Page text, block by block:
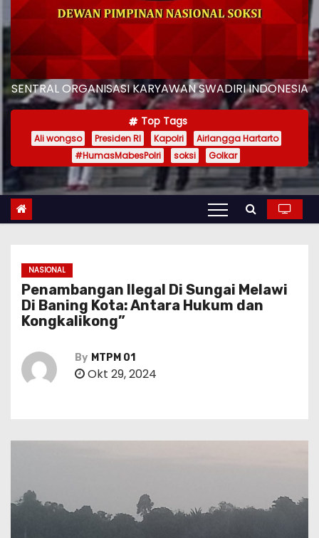
SENTRAL ORGANISASI KARYAWAN SWADIRI INDONESIA
Top Tags
Ali wongso Presiden RI Kapolri
Airlangga Hartarto
#HumasMabesPolri
soksi Golkar
NASIONAL
Penambangan Ilegal Di Sungai Melawi
Di Baning Kota: Antara Hukum dan
Kongkalikong”
By MTPM 01
Okt 29, 2024